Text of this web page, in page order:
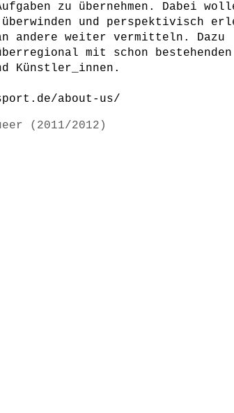
zu übernehmen. Dabei
überwinden und perspektivisch
andere weiter vermitteln. Dazu
mit schon bestehenden
Künstler_innen.
about-us/
(2011/2012)